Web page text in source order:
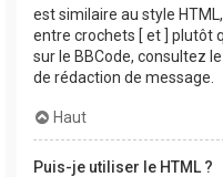
est similaire au style
entre crochets [ et ] plutôt
sur le BBCode, consultez
de rédaction de message.
Haut
Puis-je utiliser le HTML ?